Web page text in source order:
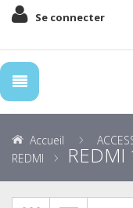
Se connecter
Accueil
REDMI
REDMI